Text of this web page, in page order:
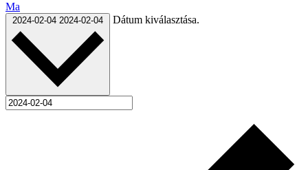
Ma
2024-02-04 2024-02-04 Dátum kiválasztása.